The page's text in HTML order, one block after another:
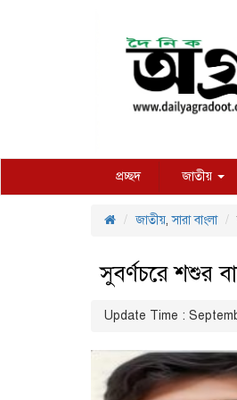
প্রচ্ছদ জাতীয়
জাতীয়,সারা বাংলা
সুবর্ণচরে শশুর
Update Time :